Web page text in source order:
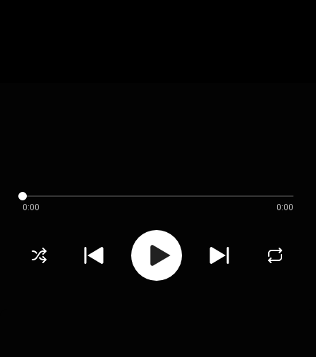
0:00 0:00